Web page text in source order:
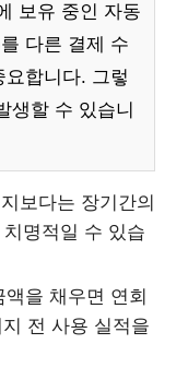
보유 중인 자동
다른 결제 수
합니다. 그렇
생할 수 있습니
보다는 장기간의
치명적일 수 있습
을 채우면 연회
전 사용 실적을